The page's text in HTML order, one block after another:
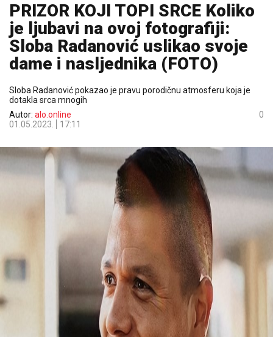
PRIZOR KOJI TOPI SRCE Koliko
je ljubavi na ovoj fotografiji:
Sloba Radanović uslikao svoje
dame i nasljednika (FOTO)
Sloba Radanović pokazao je pravu porodičnu atmosferu koja je
dotakla srca mnogih
Autor: alo.online
01.05.2023.
17:11
0